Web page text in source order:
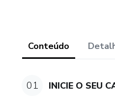
Conteúdo
01 INICIE O SEU